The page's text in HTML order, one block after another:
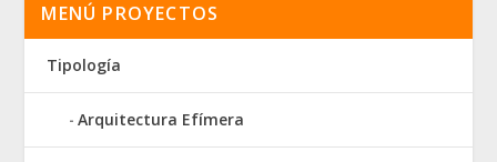
MENÚ PROYECTOS
Tipología
Arquitectura Efímera